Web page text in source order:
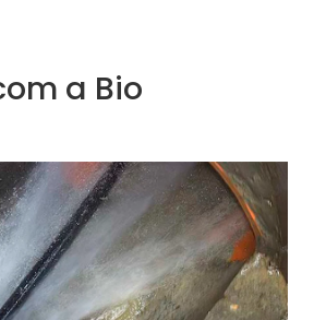
a Bio